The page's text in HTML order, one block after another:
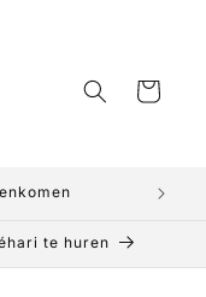
Winkelwagen
te huren